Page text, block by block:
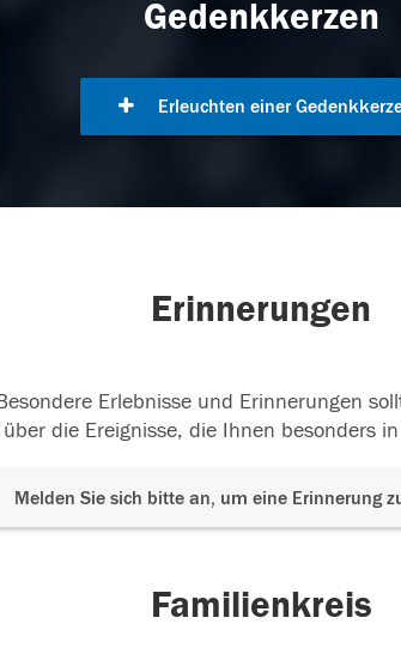
Gedenkkerzen
Erleuchten einer
Erinnerungen
Erlebnisse und Erinnerungen
die Ereignisse, die Ihnen besonders
Melden Sie sich bitte an, um eine Erinnerung
Familienkreis